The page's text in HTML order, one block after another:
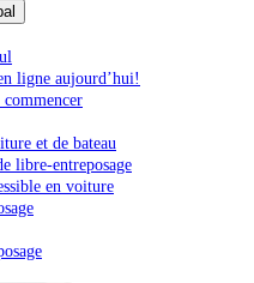
ligne aujourd’hui!
et de bateau
libre-entreposage
en voiture